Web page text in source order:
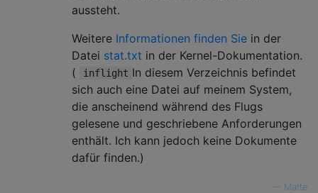
aussteht.
Weitere Informationen finden Sie in der
Datei stat.txt in der Kernel-Dokumentation.
(
inflight In diesem Verzeichnis befindet
sich auch eine Datei auf meinem System,
die anscheinend während des Flugs
gelesene und geschriebene Anforderungen
enthält. Ich kann jedoch keine Dokumente
dafür finden.)
Matte